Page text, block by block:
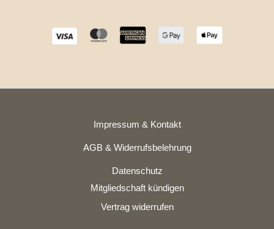
Impressum & Kontakt
AGB & Widerrufsbelehrung
Datenschutz
Mitgliedschaft kündigen
Vertrag widerrufen